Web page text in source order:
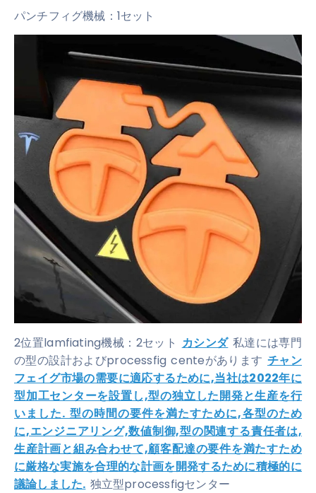
パンチフィグ機械：1セット
2位置lamfiating機械：2セット カシンダ私達には専門
の型の設計およびprocessfig centeがありますチャン
フェイグ市場の需要に適応するために,当社は2022年に
型加工センターを設置し,型の独立した開発と生産を行
いました. 型の時間の要件を満たすために,各型のため
に,エンジニアリング,数値制御,型の関連する責任者は,
生産計画と組み合わせて,顧客配達の要件を満たすため
に厳格な実施を合理的な計画を開発するために積極的に
議論しました. 独立型processfigセンター